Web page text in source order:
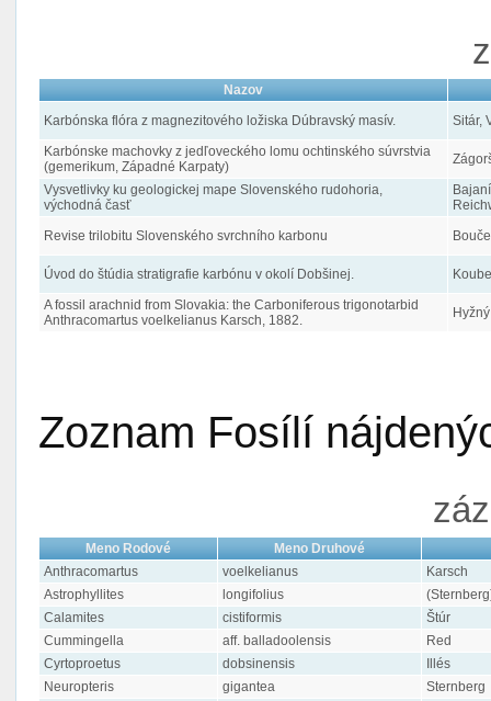
Nazov
Karbónska flóra z magnezitového ložiska Dúbravský masív.
Sitár,
Karbónske machovky z jedľoveckého lomu ochtinského súvrstvia
(gemerikum, Západné Karpaty)
Vysvetlivky ku geologickej mape Slovenského rudohoria,
východná časť
Revise trilobitu Slovenského svrchního karbonu
Úvod do štúdia stratigrafie karbónu v okolí Dobšinej.
A fossil arachnid from Slovakia: the Carboniferous trigonotarbid
Anthracomartus voelkelianus Karsch, 1882.
Zoznam Fosílí
Meno Rodové
Meno Druhové
Anthracomartus
voelkelianus
Karsch
Astrophyllites
longifolius
Calamites
cistiformis
Štúr
Cummingella
aff. balladoolensis
Red
Cyrtoproetus
dobsinensis
Illés
Neuropteris
gigantea
Sternberg